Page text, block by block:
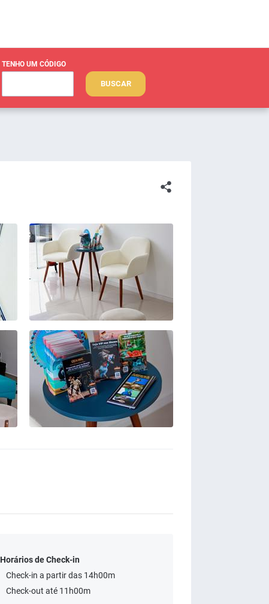
TENHO UM CÓDIGO
BUSCAR
Horários de Check-in
Check-in a partir das 14h00m
Check-out até 11h00m